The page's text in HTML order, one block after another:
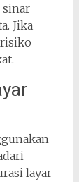
sinar
Jika
layar